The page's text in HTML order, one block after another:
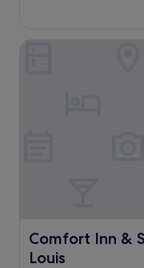
Comfort Inn &
Louis
Comfort Inn &